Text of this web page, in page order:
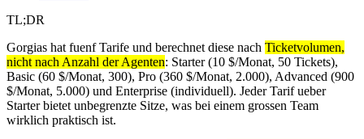
TL;DR
Gorgias hat fuenf Tarife und berechnet diese nach Ticketvolumen,
nicht nach Anzahl der Agenten: Starter (10 $/Monat, 50 Tickets),
Basic (60 $/Monat, 300), Pro (360 $/Monat, 2.000), Advanced (900
$/Monat, 5.000) und Enterprise (individuell). Jeder Tarif ueber
Starter bietet unbegrenzte Sitze, was bei einem grossen Team
wirklich praktisch ist.